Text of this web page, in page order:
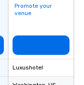
Promote your
venue
Luxushotel